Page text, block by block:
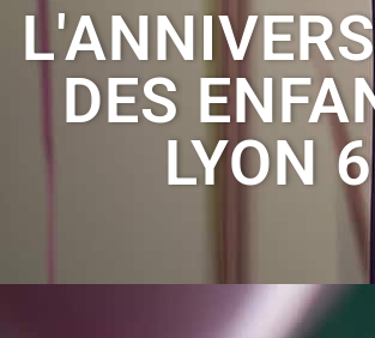
DES
LYON 6